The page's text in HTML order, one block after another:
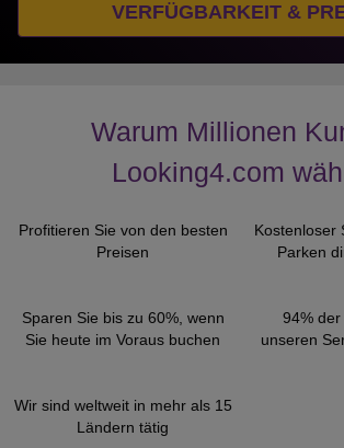
VERFÜGBARKEIT &
Warum Millionen
Looking4.com
Profitieren Sie von den besten
Preisen
Kostenloser
Parken
Sparen Sie bis zu 60%, wenn
Sie heute im Voraus buchen
94%
unseren
Wir sind weltweit in mehr als 15
Ländern tätig